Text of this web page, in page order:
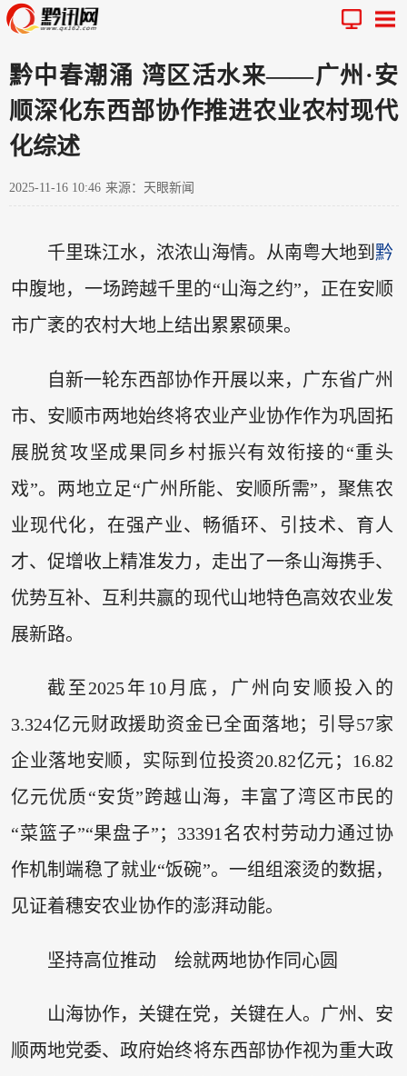
黔中春潮涌 湾区活水来——广州·安
顺深化东西部协作推进农业农村现代
化综述
2025-11-16 10:46 来源：天眼新闻
千里珠江水，浓浓山海情。从南粤大地到黔
中腹地，一场跨越千里的“山海之约”，正在安顺
市广袤的农村大地上结出累累硕果。
自新一轮东西部协作开展以来，广东省广州
市、安顺市两地始终将农业产业协作作为巩固拓
展脱贫攻坚成果同乡村振兴有效衔接的“重头
戏”。两地立足“广州所能、安顺所需”，聚焦农
业现代化，在强产业、畅循环、引技术、育人
才、促增收上精准发力，走出了一条山海携手、
优势互补、互利共赢的现代山地特色高效农业发
展新路。
截至2025年10月底，广州向安顺投入的
3.324亿元财政援助资金已全面落地；引导57家
企业落地安顺，实际到位投资20.82亿元；16.82
亿元优质“安货”跨越山海，丰富了湾区市民的
“菜篮子”“果盘子”；33391名农村劳动力通过协
作机制端稳了就业“饭碗”。一组组滚烫的数据，
见证着穗安农业协作的澎湃动能。
坚持高位推动 绘就两地协作同心圆
山海协作，关键在党，关键在人。广州、安
顺两地党委、政府始终将东西部协作视为重大政